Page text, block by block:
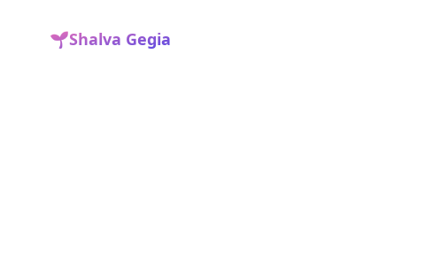
🌱Shalva Gegia